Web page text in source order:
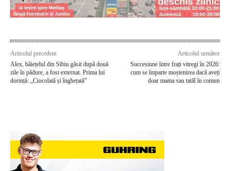
Articolul precedent
Alex, băiețelul din Sibiu găsit după două
zile în pădure, a fost externat. Prima lui
dorință: „Ciocolată și înghețată”
Articolul următor
Succesiune între frați vitregi în 2026:
cum se împarte moștenirea dacă aveți
doar mama sau tatăl în comun